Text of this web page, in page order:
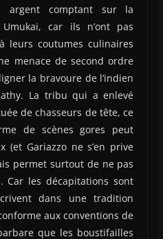
argent comptant sur la
car ils n’ont pas
à leurs coutumes culinaires
menace de second ordre
la bravoure de l’indien
La tribu qui a enlevé
de chasseurs de tête, ce
de scènes gores peut
(et Gariazzo ne s’en prive
permet surtout de ne pas
Car les décapitations sont
dans une tradition
aux conventions de
que les boustifailles